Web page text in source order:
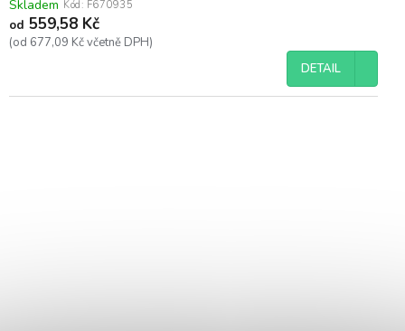
Skladem Kód: F670935
od 559,58 Kč
(od 677,09 Kč včetně DPH)
DETAIL